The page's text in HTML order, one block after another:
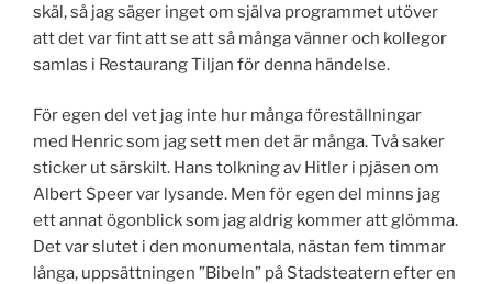
skäl, så jag säger inget om själva programmet utöver
att det var fint att se att så många vänner och kollegor
samlas i Restaurang Tiljan för denna händelse.
För egen del vet jag inte hur många föreställningar
med Henric som jag sett men det är många. Två saker
sticker ut särskilt. Hans tolkning av Hitler i pjäsen om
Albert Speer var lysande. Men för egen del minns jag
ett annat ögonblick som jag aldrig kommer att glömma.
Det var slutet i den monumentala, nästan fem timmar
långa, uppsättningen ”Bibeln” på Stadsteatern efter en